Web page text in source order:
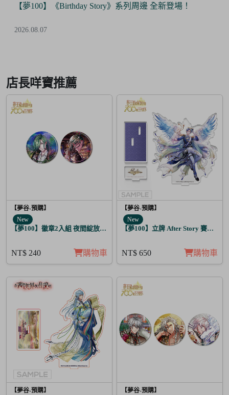
【夢100】《Birthday Story》系列周邊 全新登場！
2026.08.07
6
店長咩寶推薦
【夢谷-預購】
New
【夢100】徽章2入組 夜間綻放的花香調酒 尼潘帝思
NT$ 240 購物車
【夢谷-預購】
New
【夢100】立牌 After Story 賽菲爾
NT$ 650 購物車
【夢谷-預購】
【夢谷-預購】